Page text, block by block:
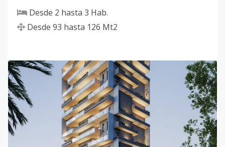
Desde 2 hasta 3 Hab.
Desde 93 hasta 126 Mt2